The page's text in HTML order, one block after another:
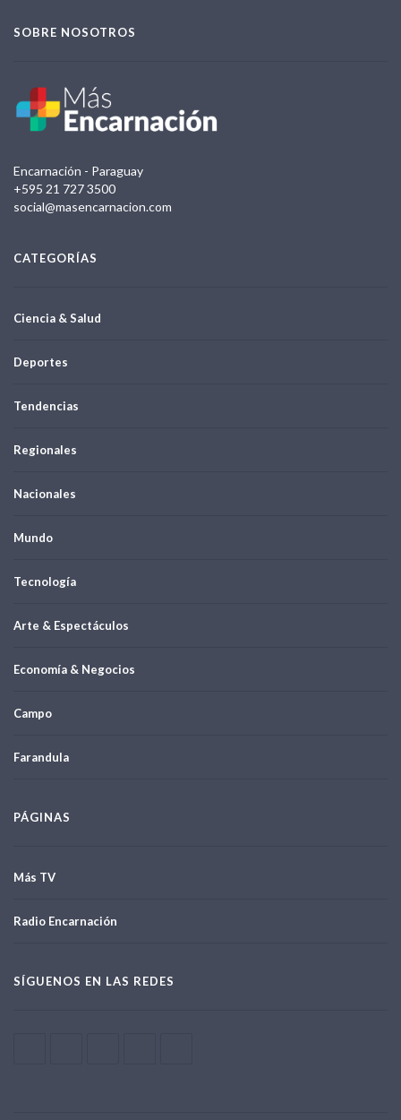
SOBRE NOSOTROS
Encarnación - Paraguay
+595 21 727 3500
social@masencarnacion.com
CATEGORÍAS
Ciencia & Salud
Deportes
Tendencias
Regionales
Nacionales
Mundo
Tecnología
Arte & Espectáculos
Economía & Negocios
Campo
Farandula
PÁGINAS
Más TV
Radio Encarnación
SÍGUENOS EN LAS REDES